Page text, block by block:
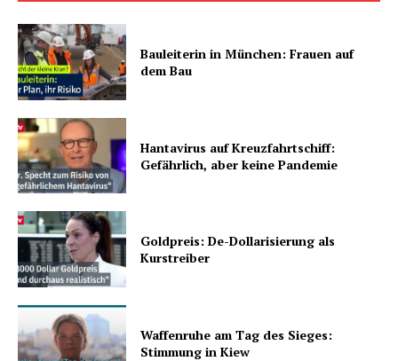
Bauleiterin in München: Frauen auf
dem Bau
Hantavirus auf Kreuzfahrtschiff:
Gefährlich, aber keine Pandemie
Goldpreis: De-Dollarisierung als
Kurstreiber
Waffenruhe am Tag des Sieges:
Stimmung in Kiew